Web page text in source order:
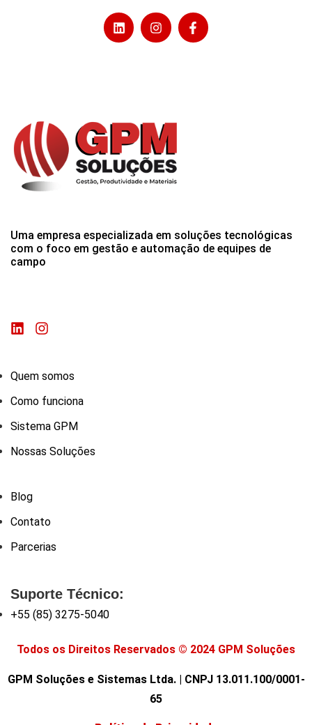
Uma empresa especializada em soluções tecnológicas
com o foco em gestão e automação de equipes de
campo
Quem somos
Como funciona
Sistema GPM
Nossas Soluções
Blog
Contato
Parcerias
Suporte Técnico:
+55 (85) 3275-5040
Todos os Direitos Reservados © 2024 GPM Soluções
GPM Soluções e Sistemas Ltda. | CNPJ 13.011.100/0001-
65